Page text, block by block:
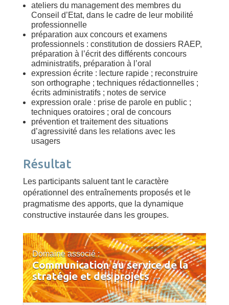
ateliers du management des membres du
Conseil d’Etat, dans le cadre de leur mobilité
professionnelle
préparation aux concours et examens
professionnels : constitution de dossiers RAEP,
préparation à l’écrit des différents concours
administratifs, préparation à l’oral
expression écrite : lecture rapide ; reconstruire
son orthographe ; techniques rédactionnelles ;
écrits administratifs ; notes de service
expression orale : prise de parole en public ;
techniques oratoires ; oral de concours
prévention et traitement des situations
d’agressivité dans les relations avec les
usagers
Résultat
Les participants saluent tant le caractère
opérationnel des entraînements proposés et le
pragmatisme des apports, que la dynamique
constructive instaurée dans les groupes.
Domaine associé :
Communication au service de la
stratégie et des projets →